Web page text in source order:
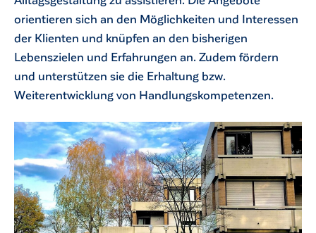
orientieren sich an den Möglichkeiten und Interessen
der Klienten und knüpfen an den bisherigen
Lebenszielen und Erfahrungen an. Zudem fördern
und unterstützen sie die Erhaltung bzw.
Weiterentwicklung von Handlungskompetenzen.